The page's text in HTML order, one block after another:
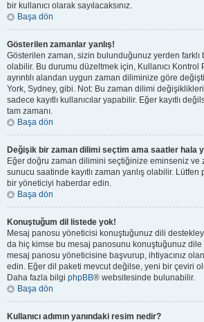
bir kullanıcı olarak sayılacaksınız.
Başa dön
Gösterilen zamanlar yanlış!
Gösterilen zaman, sizin bulunduğunuz yerden
olabilir. Bu durumu düzeltmek için, Kullanıcı
ayrıntılı alandan uygun zaman diliminize göre
York, Sydney, gibi. Not: Bu zaman dilimi
sadece kayıtlı kullanıcılar yapabilir. Eğer kayıtlı
tam zamanı.
Başa dön
Değişik bir zaman dilimi seçtim ama saatler hala
Eğer doğru zaman dilimini seçtiğinize eminseniz ve
sunucu saatinde kayıtlı zaman yanlış olabilir.
bir yöneticiyi haberdar edin.
Başa dön
Konuştuğum dil listede yok!
Mesaj panosu yöneticisi konuştuğunuz dili
da hiç kimse bu mesaj panosunu konuştuğunuz
mesaj panosu yöneticisine başvurup, ihtiyacınız
edin. Eğer dil paketi mevcut değilse, yeni bir çeviri
Daha fazla bilgi phpBB® websitesinde bulunabilir.
Başa dön
Kullanıcı adımın yanındaki resim nedir?